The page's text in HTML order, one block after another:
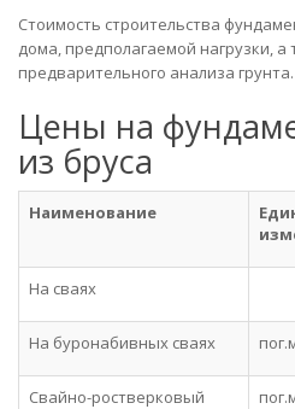
Стоимость строительства
дома, предполагаемой нагрузки, а
предварительного анализа грунта.
Цены на
из бруса
Наименование
На сваях
На буронабивных сваях
Свайно-ростверковый